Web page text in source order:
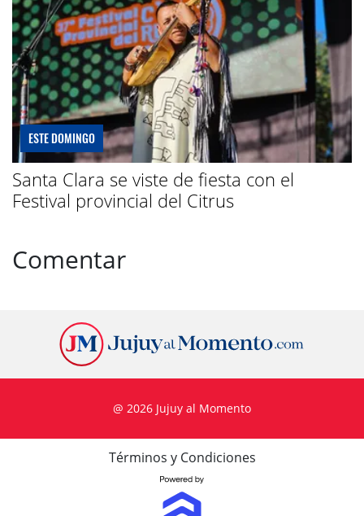
ESTE DOMINGO
Santa Clara se viste de fiesta con el
Festival provincial del Citrus
Comentar
@ 2026 Jujuy al Momento
Términos y Condiciones